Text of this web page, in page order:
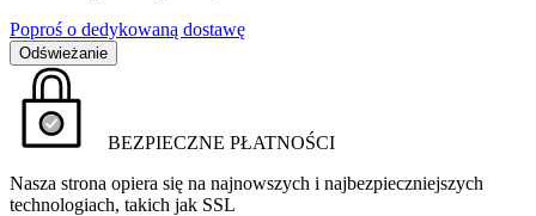
Poproś o dedykowaną dostawę
BEZPIECZNE PŁATNOŚCI
Nasza strona opiera się na najnowszych i najbezpieczniejszych
technologiach, takich jak SSL